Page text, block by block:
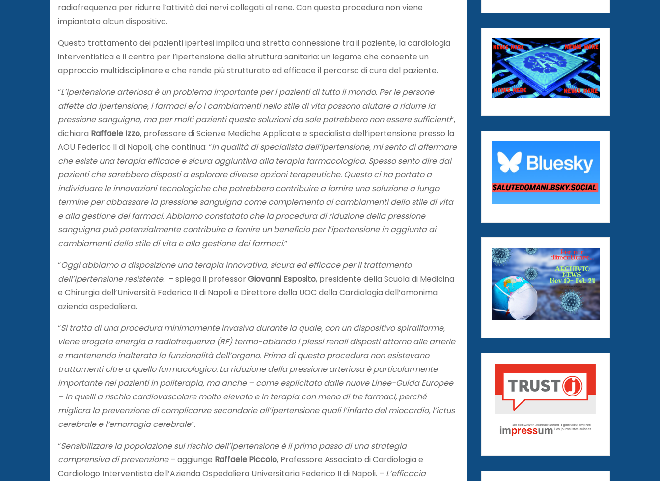
radiofrequenza per ridurre l’attività dei nervi collegati al rene. Con questa procedura non viene
impiantato alcun dispositivo.
Questo trattamento dei pazienti ipertesi implica una stretta connessione tra il paziente, la cardiologia
interventistica e il centro per l’ipertensione della struttura sanitaria: un legame che consente un
approccio multidisciplinare e che rende più strutturato ed efficace il percorso di cura del paziente.
“L’ipertensione arteriosa è un problema importante per i pazienti di tutto il mondo. Per le persone
affette da ipertensione, i farmaci e/o i cambiamenti nello stile di vita possono aiutare a ridurre la
pressione sanguigna, ma per molti pazienti queste soluzioni da sole potrebbero non essere sufficienti“,
dichiara Raffaele Izzo, professore di Scienze Mediche Applicate e specialista dell’ipertensione presso la
AOU Federico II di Napoli, che continua: “In qualità di specialista dell’ipertensione, mi sento di affermare
che esiste una terapia efficace e sicura aggiuntiva alla terapia farmacologica. Spesso sento dire dai
pazienti che sarebbero disposti a esplorare diverse opzioni terapeutiche. Questo ci ha portato a
individuare le innovazioni tecnologiche che potrebbero contribuire a fornire una soluzione a lungo
termine per abbassare la pressione sanguigna come complemento ai cambiamenti dello stile di vita
e alla gestione dei farmaci. Abbiamo constatato che la procedura di riduzione della pressione
sanguigna può potenzialmente contribuire a fornire un beneficio per l’ipertensione in aggiunta ai
cambiamenti dello stile di vita e alla gestione dei farmaci.”
“Oggi abbiamo a disposizione una terapia innovativa, sicura ed efficace per il trattamento
dell’ipertensione resistente. – spiega il professorGiovanni Esposito, presidente della Scuola di Medicina
e Chirurgia dell’Università Federico II di Napoli e Direttore della UOC della Cardiologia dell’omonima
azienda ospedaliera.
“Si tratta di una procedura minimamente invasiva durante la quale, con un dispositivo spiraliforme,
viene erogata energia a radiofrequenza (RF) termo-ablando i plessi renali disposti attorno alle arterie
e mantenendo inalterata la funzionalità dell’organo. Prima di questa procedura non esistevano
trattamenti oltre a quello farmacologico. La riduzione della pressione arteriosa è particolarmente
importante nei pazienti in politerapia, ma anche – come esplicitato dalle nuove Linee-Guida Europee
– in quelli a rischio cardiovascolare molto elevato e in terapia con meno di tre farmaci, perché
migliora la prevenzione di complicanze secondarie all’ipertensione quali l’infarto del miocardio, l’ictus
cerebrale e l’emorragia cerebrale”.
“Sensibilizzare la popolazione sul rischio dell’ipertensione è il primo passo di una strategia
comprensiva di prevenzione– aggiunge Raffaele Piccolo, Professore Associato di Cardiologia e
Cardiologo Interventista dell’Azienda Ospedaliera Universitaria Federico II di Napoli. – L’efficacia